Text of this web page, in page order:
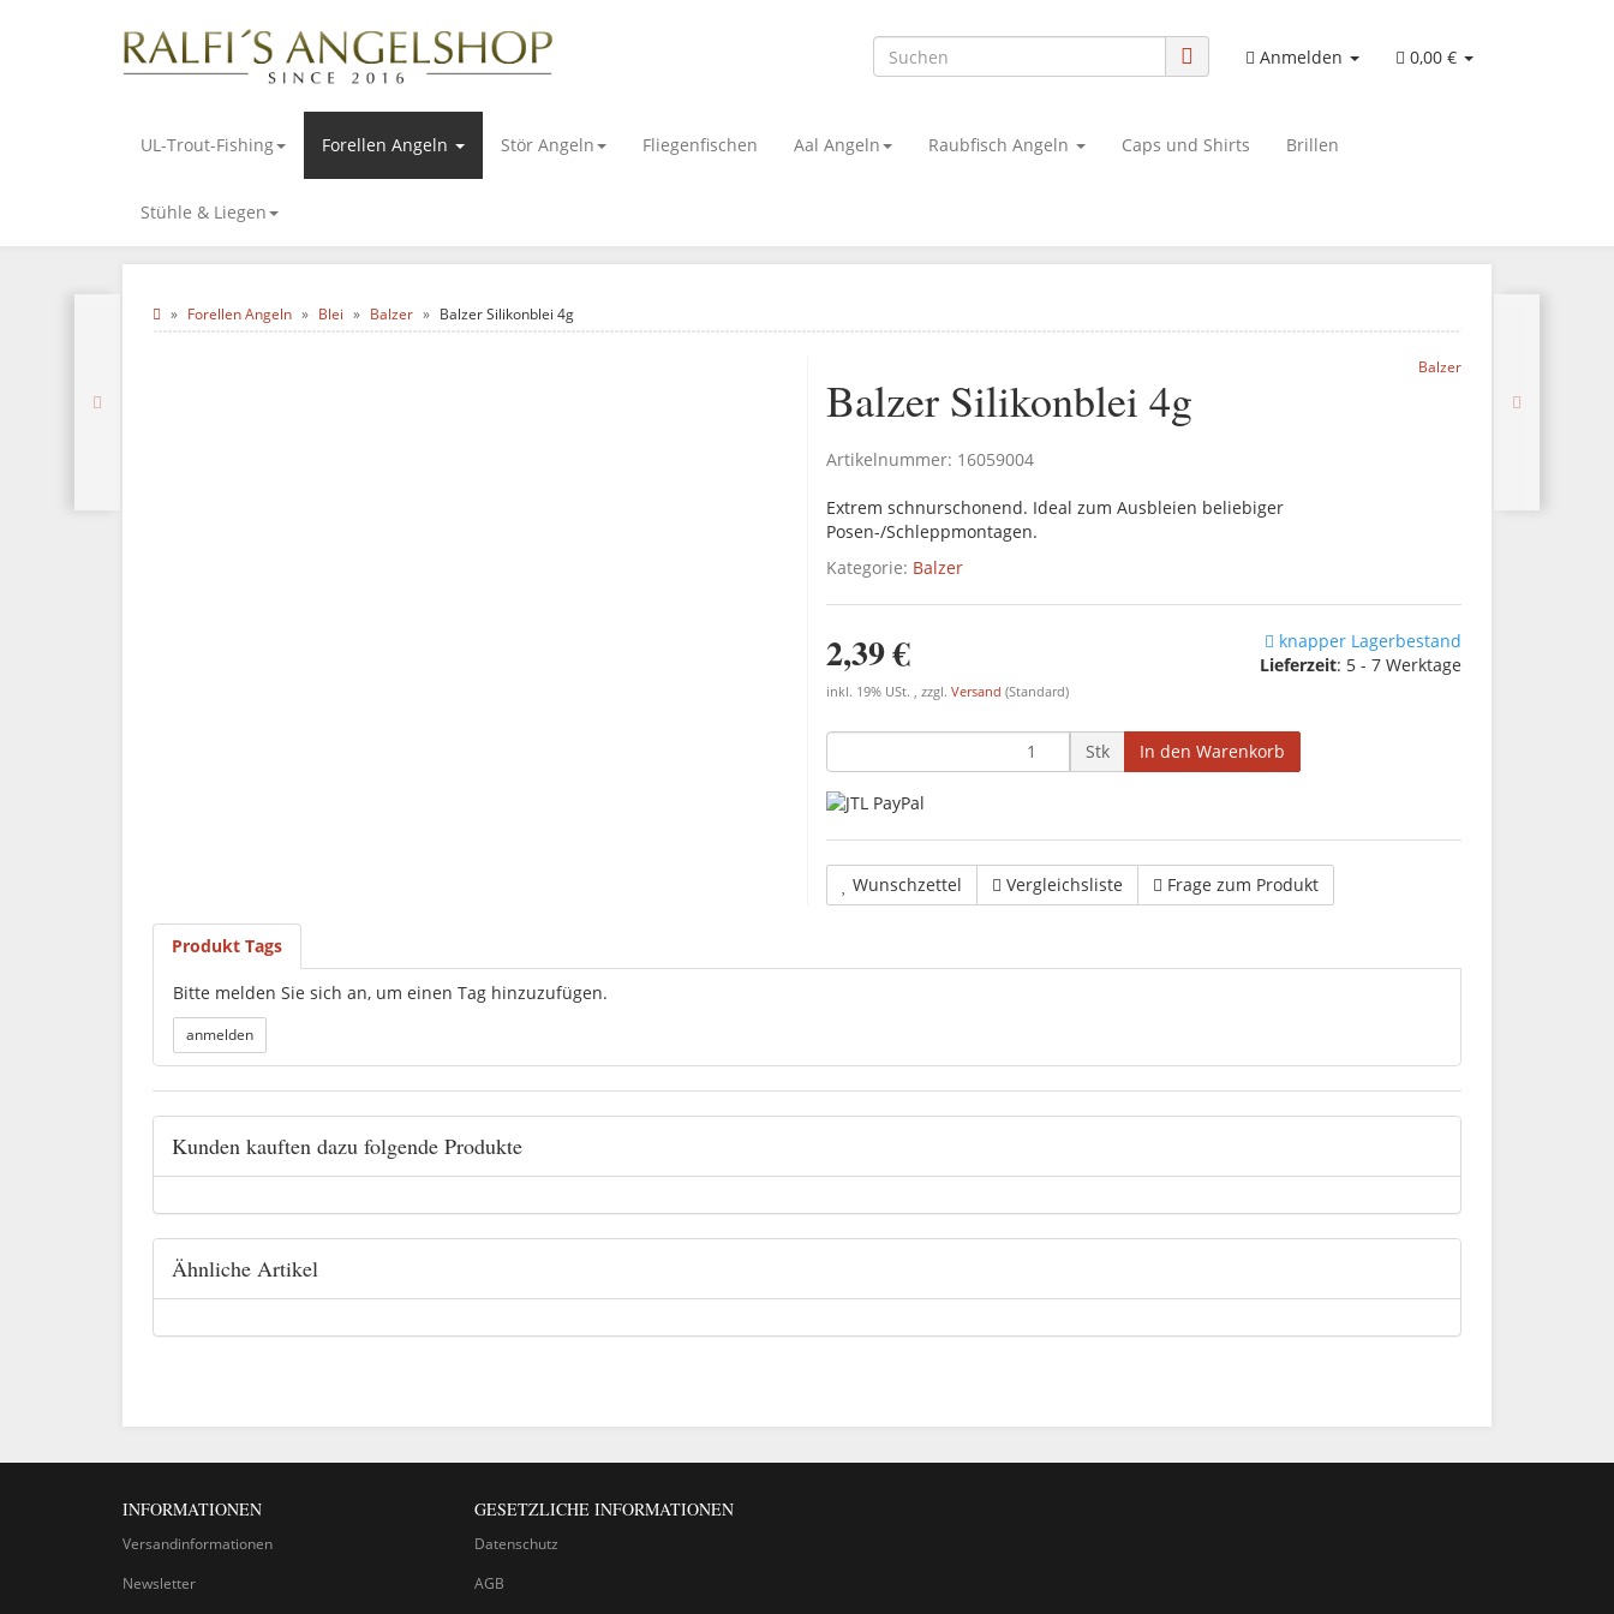
Anmelden 0,00 €
UL-Trout-Fishing Forellen Angeln Stör Angeln Fliegenfischen Aal Angeln Raubfisch Angeln Caps und Shirts Brillen
Stühle & Liegen
Forellen Angeln Blei Balzer Balzer Silikonblei 4g
Balzer
Balzer Silikonblei 4g
Artikelnummer: 16059004
Extrem schnurschonend. Ideal zum Ausbleien beliebiger
Posen-/Schleppmontagen.
Kategorie: Balzer
2,39 €
inkl. 19% USt. , zzgl. Versand (Standard)
knapper Lagerbestand
Lieferzeit: 5 - 7 Werktage
Stk In den Warenkorb
Wunschzettel Vergleichsliste Frage zum Produkt
Produkt Tags
Bitte melden Sie sich an, um einen Tag hinzuzufügen.
Kunden kauften dazu folgende Produkte
Ähnliche Artikel
INFORMATIONEN
Versandinformationen
Newsletter
GESETZLICHE INFORMATIONEN
Datenschutz
AGB